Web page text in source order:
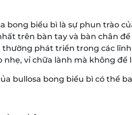
bong biểu bì là sự phun trào
trên bàn tay và bàn chân
thường phát triển trong các
vỉ chữa lành mà không để
bullosa bong biểu bì có thể